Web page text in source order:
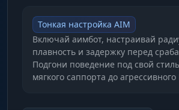
Тонкая настройка AIM
Включай аимбот, настраивай
плавность и задержку перед
Подгони поведение под свой
мягкого саппорта до агрессивного